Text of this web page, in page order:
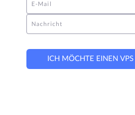
E-Mail
Nachricht
ICH MÖCHTE EINEN VPS